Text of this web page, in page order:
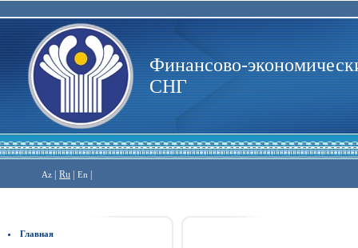
Финансово-
СНГ
Az | Ru | En |
Главная